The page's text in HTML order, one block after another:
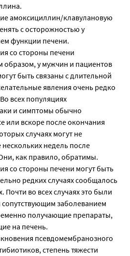
амоксициллин/клавулановую
с осторожностью у
функции печени.
со стороны печени
образом, у мужчин и пациентов
быть связаны с длительной
явления очень редко
всех популяциях
и симптомы обычно
или вскоре после окончания
случаях могут не
нескольких недель после
как правило, обратимы.
со стороны печени могут быть
редких случаях сообщалось
Почти во всех случаях это были
заболеванием
получающие препараты,
на печень.
псевдомембранозного
степень тяжести